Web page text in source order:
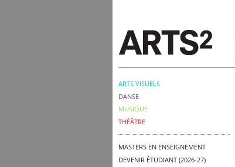
ARTS VISUELS
DANSE
MUSIQUE
THÉÂTRE
MASTERS EN ENSEIGNEMENT
DEVENIR ÉTUDIANT (2026-27)